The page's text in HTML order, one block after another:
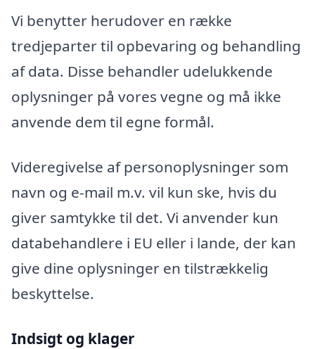
Vi benytter herudover en række
tredjeparter til opbevaring og behandling
af data. Disse behandler udelukkende
oplysninger på vores vegne og må ikke
anvende dem til egne formål.
Videregivelse af personoplysninger som
navn og e-mail m.v. vil kun ske, hvis du
giver samtykke til det. Vi anvender kun
databehandlere i EU eller i lande, der kan
give dine oplysninger en tilstrækkelig
beskyttelse.
Indsigt og klager